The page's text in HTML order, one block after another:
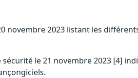
novembre 2023 listant les
sécurité le 21 novembre 2023 [4]